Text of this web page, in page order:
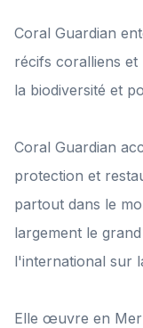
Coral Guardian
récifs coralliens
la biodiversité et
Coral Guardian
protection et
partout dans le
largement le
l'international sur
Elle œuvre en